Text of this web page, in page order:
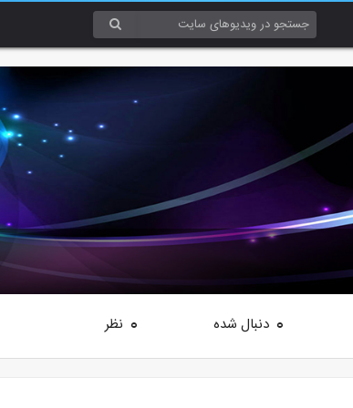
0 دنبال شده 0 نظر